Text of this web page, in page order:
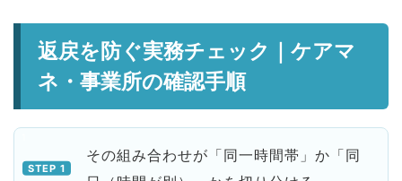
返戻を防ぐ実務チェック｜ケアマ
ネ・事業所の確認手順
その組み合わせが「同一時間帯」か「同